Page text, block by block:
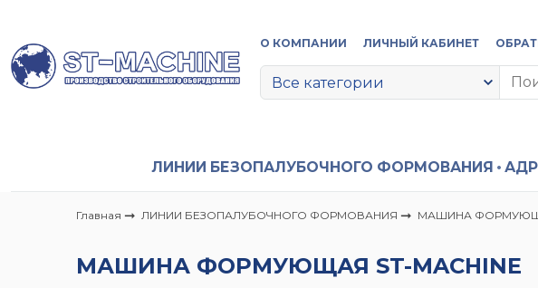
О КОМПАНИИ ЛИЧНЫЙ КАБИНЕТ
ЛИНИИ БЕЗОПАЛУБОЧНОГО ФОРМОВАНИЯ
Главная ЛИНИИ БЕЗОПАЛУБОЧНОГО ФОРМОВАНИЯ МАШИНА
МАШИНА ФОРМУЮЩАЯ ST-MACHINE